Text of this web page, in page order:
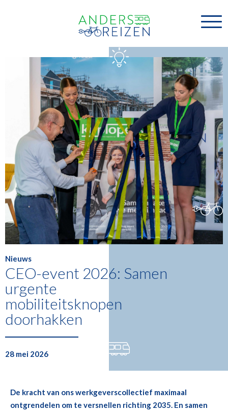
Nieuws
CEO-event 2026: Samen
urgente
mobiliteitsknopen
doorhakken
28 mei 2026
De kracht van ons werkgeverscollectief maximaal
ontgrendelen om te versnellen richting 2035. En samen